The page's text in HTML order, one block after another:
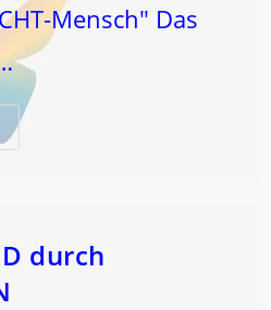
Mensch" Das
durch